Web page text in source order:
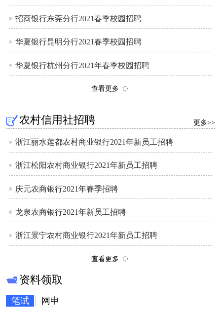
招商银行东莞分行2021春季校园招聘
华夏银行昆明分行2021春季校园招聘
华夏银行杭州分行2021年春季校园招聘
查看更多
农村信用社招聘 更多>>
浙江丽水莲都农村商业银行2021年新员工招聘
浙江松阳农村商业银行2021年新员工招聘
庆元农商银行2021年春季招聘
龙泉农商银行2021年新员工招聘
浙江景宁农村商业银行2021年新员工招聘
查看更多
资料领取
笔试 网申